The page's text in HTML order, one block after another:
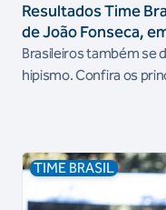
Resultados Time
de João Fonseca,
Pinheiro e
Bobsled
Brasileiros também se
hipismo. Confira os
TIME BRASIL